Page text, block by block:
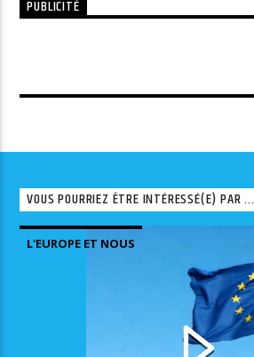
PUBLICITÉ
VOUS POURRIEZ ÊTRE INTÉRESSÉ(E) PAR ...
L'EUROPE ET NOUS